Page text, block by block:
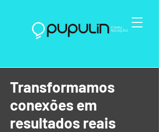
Transformamos
conexões em
resultados reais